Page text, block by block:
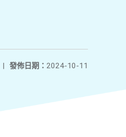
發佈日期： 2024-10-11
|